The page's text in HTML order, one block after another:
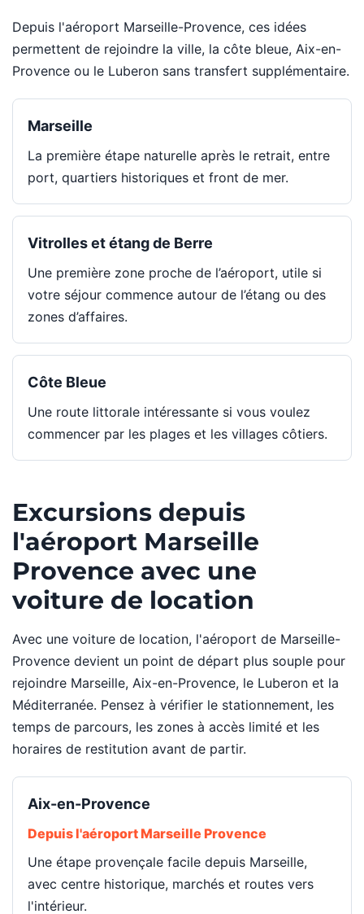
Depuis l'aéroport Marseille-Provence, ces idées
permettent de rejoindre la ville, la côte bleue, Aix-en-
Provence ou le Luberon sans transfert supplémentaire.
Marseille
La première étape naturelle après le retrait, entre
port, quartiers historiques et front de mer.
Vitrolles et étang de Berre
Une première zone proche de l’aéroport, utile si
votre séjour commence autour de l’étang ou des
zones d’affaires.
Côte Bleue
Une route littorale intéressante si vous voulez
commencer par les plages et les villages côtiers.
Excursions depuis
l'aéroport Marseille
Provence avec une
voiture de location
Avec une voiture de location, l'aéroport de Marseille-
Provence devient un point de départ plus souple pour
rejoindre Marseille, Aix-en-Provence, le Luberon et la
Méditerranée. Pensez à vérifier le stationnement, les
temps de parcours, les zones à accès limité et les
horaires de restitution avant de partir.
Aix-en-Provence
Depuis l'aéroport Marseille Provence
Une étape provençale facile depuis Marseille,
avec centre historique, marchés et routes vers
l'intérieur.